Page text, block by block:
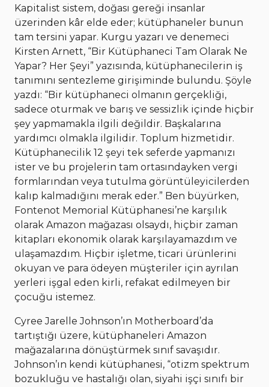
Kapitalist sistem, doğası gereği insanlar
üzerinden kâr elde eder; kütüphaneler bunun
tam tersini yapar. Kurgu yazarı ve denemeci
Kirsten Arnett, “Bir Kütüphaneci Tam Olarak Ne
Yapar? Her Şeyi” yazısında, kütüphanecilerin iş
tanımını sentezleme girişiminde bulundu. Şöyle
yazdı: “Bir kütüphaneci olmanın gerçekliği,
sadece oturmak ve barış ve sessizlik içinde hiçbir
şey yapmamakla ilgili değildir. Başkalarına
yardımcı olmakla ilgilidir. Toplum hizmetidir.
Kütüphanecilik 12 şeyi tek seferde yapmanızı
ister ve bu projelerin tam ortasındayken vergi
formlarından veya tutulma görüntüleyicilerden
kalıp kalmadığını merak eder.” Ben büyürken,
Fontenot Memorial Kütüphanesi’ne karşılık
olarak Amazon mağazası olsaydı, hiçbir zaman
kitapları ekonomik olarak karşılayamazdım ve
ulaşamazdım. Hiçbir işletme, ticari ürünlerini
okuyan ve para ödeyen müşteriler için ayrılan
yerleri işgal eden kirli, refakat edilmeyen bir
çocuğu istemez.
Cyree Jarelle Johnson’ın Motherboard’da
tartıştığı üzere, kütüphaneleri Amazon
mağazalarına dönüştürmek sınıf savaşıdır.
Johnson’ın kendi kütüphanesi, “otizm spektrum
bozukluğu ve hastalığı olan, siyahi işçi sınıfı bir